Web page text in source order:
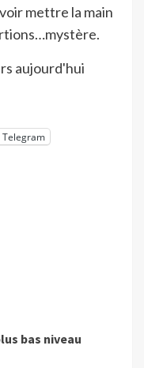
mettre la main
aujourd'hui
Telegram
bas niveau